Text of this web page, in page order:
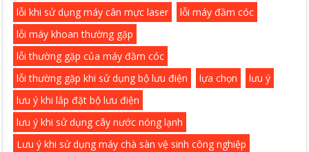
lỗi khi sử dụng máy cân mực laser
lỗi máy đầm cóc
lỗi máy khoan thường gặp
lỗi thường gặp của máy đầm cóc
lỗi thường gặp khi sử dụng bộ lưu điện
lựa chọn
lưu ý
lưu ý khi lắp đặt bộ lưu điện
lưu ý khi sử dụng cây nước nóng lạnh
Lưu ý khi sử dụng máy chà sàn vệ sinh công nghiệp